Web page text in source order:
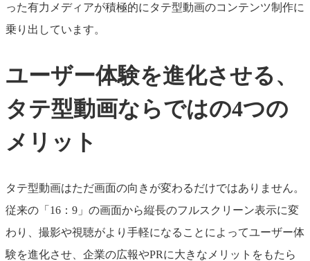
った有力メディアが積極的にタテ型動画のコンテンツ制作に
乗り出しています。
ユーザー体験を進化させる、
タテ型動画ならではの4つの
メリット
タテ型動画はただ画面の向きが変わるだけではありません。
従来の「16：9」の画面から縦長のフルスクリーン表示に変
わり、撮影や視聴がより手軽になることによってユーザー体
験を進化させ、企業の広報やPRに大きなメリットをもたら